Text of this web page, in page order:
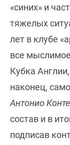
«синих» и
тяжелых
лет в клубе
все
Кубка
наконец,
Антонио Конте
состав и в
подписав